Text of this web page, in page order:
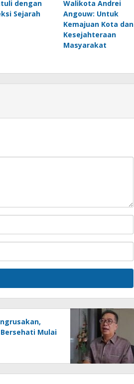
dengan
Sejarah
Walikota Andrei
Angouw: Untuk
Kemajuan Kota dan
Kesejahteraan
Masyarakat
Mulai